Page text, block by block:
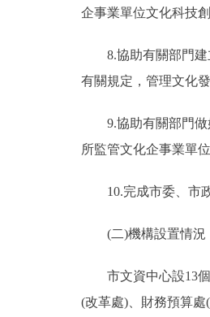
企事業單位文化科技
8.協助有關部門建
有關規定，管理文化
9.協助有關部門做
所監管文化企事業單
10.完成市委、市政
(二)機構設置情況
市文資中心設13個
(改革處)、財務預算